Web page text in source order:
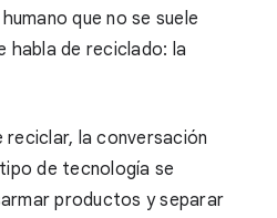
que no se suele
habla de reciclado: la
reciclar, la conversación
de tecnología se
productos y separar